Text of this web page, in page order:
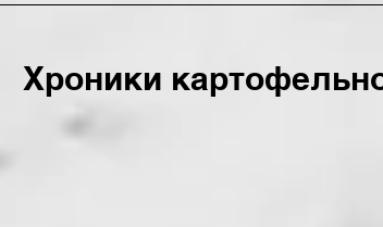
Хроники